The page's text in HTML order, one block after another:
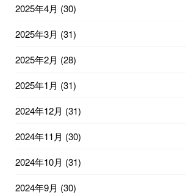
2025年4月 (30)
2025年3月 (31)
2025年2月 (28)
2025年1月 (31)
2024年12月 (31)
2024年11月 (30)
2024年10月 (31)
2024年9月 (30)